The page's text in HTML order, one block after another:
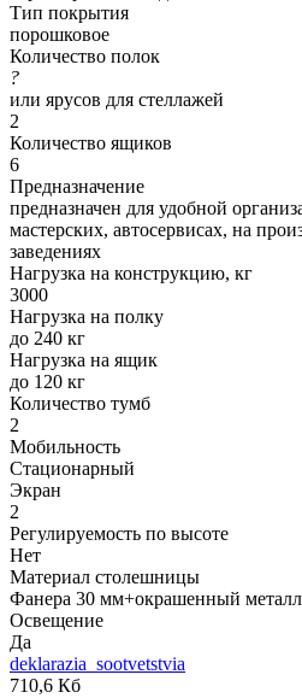
Тип покрытия
порошковое
Количество полок
?
или ярусов для стеллажей
2
Количество ящиков
6
Предназначение
предназначен для удобной
мастерских, автосервисах, на
заведениях
Нагрузка на конструкцию, кг
3000
Нагрузка на полку
до 240 кг
Нагрузка на ящик
до 120 кг
Количество тумб
2
Мобильность
Стационарный
Экран
2
Регулируемость по высоте
Нет
Материал столешницы
Фанера 30 мм+окрашенный
Освещение
Да
deklarazia_sootvetstvia
710,6 Кб